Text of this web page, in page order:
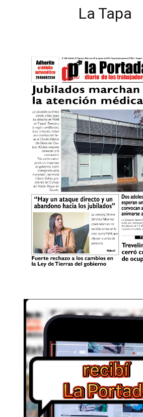
La Tapa